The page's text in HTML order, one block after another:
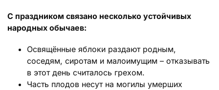
С праздником связано несколько устойчивых
народных обычаев:
Освящённые яблоки раздают родным,
соседям, сиротам и малоимущим – отказывать
в этот день считалось грехом.
Часть плодов несут на могилы умерших